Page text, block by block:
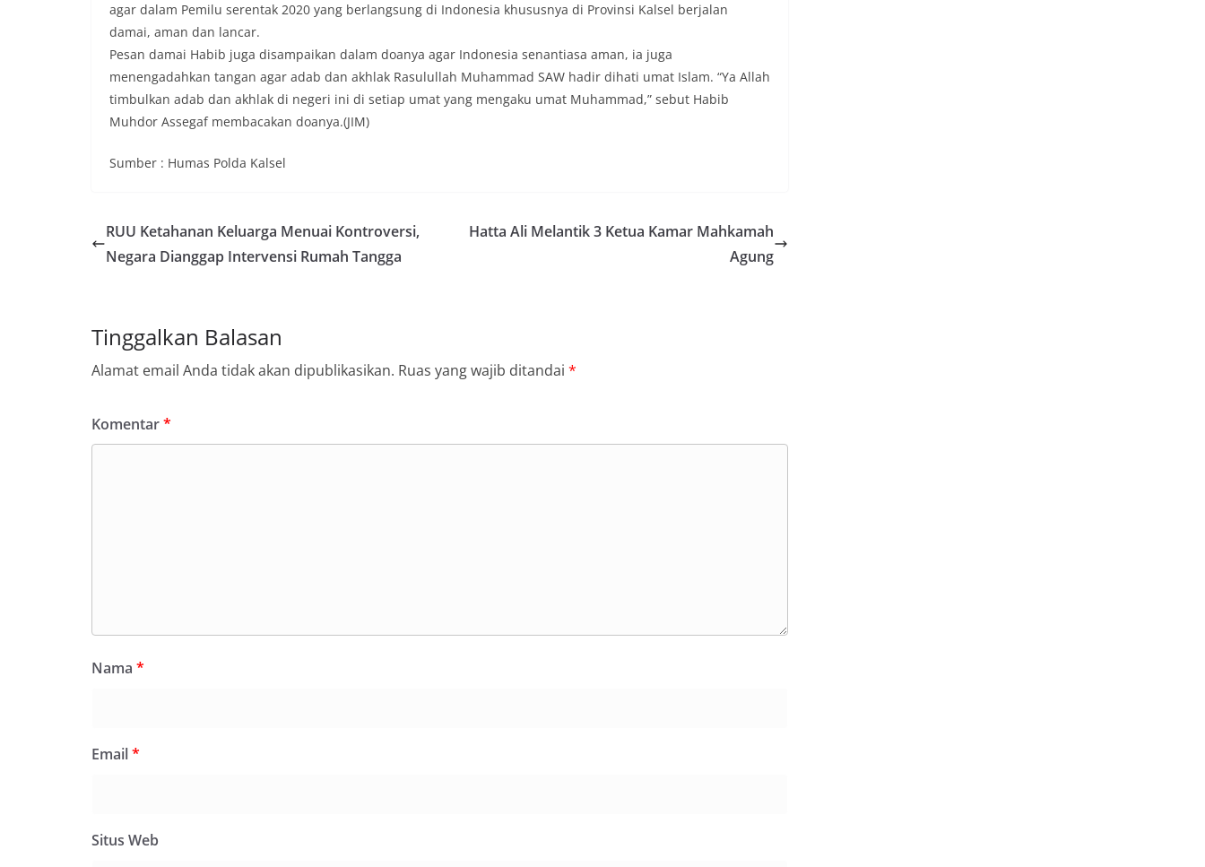
agar dalam Pemilu serentak 2020 yang berlangsung di Indonesia khususnya di Provinsi Kalsel berjalan
damai, aman dan lancar.
Pesan damai Habib juga disampaikan dalam doanya agar Indonesia senantiasa aman, ia juga
menengadahkan tangan agar adab dan akhlak Rasulullah Muhammad SAW hadir dihati umat Islam. “Ya Allah
timbulkan adab dan akhlak di negeri ini di setiap umat yang mengaku umat Muhammad,” sebut Habib
Muhdor Assegaf membacakan doanya.(JIM)
Sumber : Humas Polda Kalsel
RUU Ketahanan Keluarga Menuai Kontroversi,
Negara Dianggap Intervensi Rumah Tangga
Hatta Ali Melantik 3 Ketua Kamar Mahkamah
Agung
Tinggalkan Balasan
Alamat email Anda tidak akan dipublikasikan. Ruas yang wajib ditandai *
Komentar*
Nama *
Email*
Situs Web